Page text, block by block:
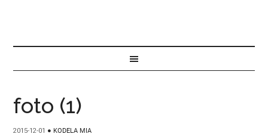
foto (1)
2015-12-01 ● KODELA MIA